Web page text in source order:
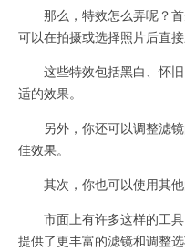
那么，特效怎么弄呢？首
可以在拍摄或选择照片后直接
这些特效包括黑白、怀旧
适的效果。
另外，你还可以调整滤镜
佳效果。
其次，你也可以使用其他
市面上有许多这样的工具
提供了更丰富的滤镜和调整